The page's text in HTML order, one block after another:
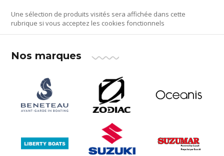
Une sélection de produits visités sera affichée dans cette
rubrique si vous acceptez les cookies fonctionnels
Nos marques